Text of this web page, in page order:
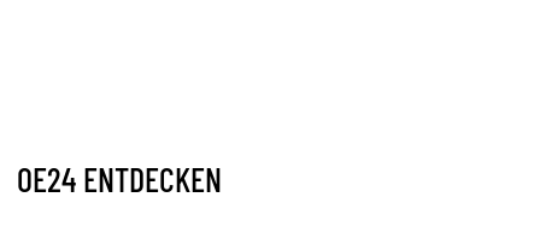
OE24 ENTDECKEN